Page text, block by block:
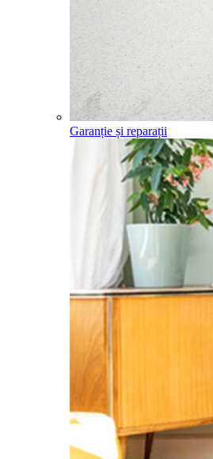
Garanție și reparații